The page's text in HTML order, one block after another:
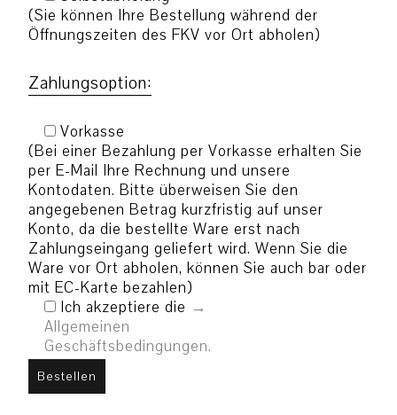
(Sie können Ihre Bestellung während der
Öffnungszeiten des FKV vor Ort abholen)
Zahlungsoption:
Vorkasse
(Bei einer Bezahlung per Vorkasse erhalten Sie
per E-Mail Ihre Rechnung und unsere
Kontodaten. Bitte überweisen Sie den
angegebenen Betrag kurzfristig auf unser
Konto, da die bestellte Ware erst nach
Zahlungseingang geliefert wird. Wenn Sie die
Ware vor Ort abholen, können Sie auch bar oder
mit EC-Karte bezahlen)
Ich akzeptiere die
Allgemeinen
Geschäftsbedingungen.